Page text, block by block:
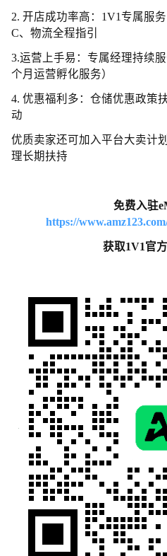
2. 开店成功率高：1V1专属服
C、物流全程指引
3.运营上手易：专属经理持续
个月运营孵化服务）
4. 优惠福利多：仓储优惠政策
动
优质卖家还可加入平台大卖计
理长期扶持
免费入驻
https://
获取1V1官